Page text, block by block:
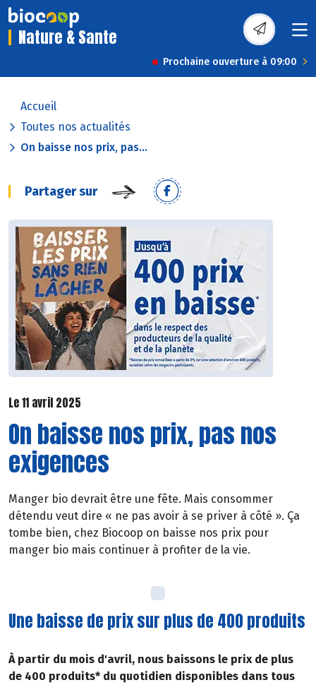
Nature & Sante
Prochaine ouverture à 09:00
Accueil
Toutes nos actualités
On baisse nos prix, pas...
Partager sur
Le 11 avril 2025
On baisse nos prix, pas nos
exigences
Manger bio devrait être une fête. Mais consommer
détendu veut dire « ne pas avoir à se priver à côté ». Ça
tombe bien, chez Biocoop on baisse nos prix pour
manger bio mais continuer à profiter de la vie.
Une baisse de prix sur plus de 400 produits
À partir du mois d'avril, nous baissons le prix de plus
de 400 produits* du quotidien disponibles dans tous